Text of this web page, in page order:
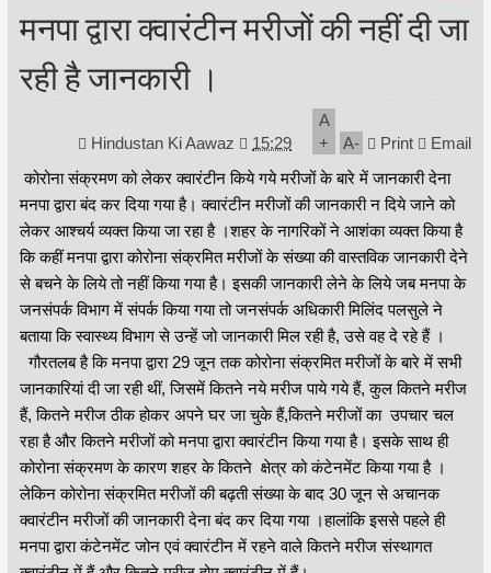
मनपा द्वारा क्वारंटीन मरीजों की नहीं दी जा
रही है जानकारी ।
Hindustan Ki Aawaz 15:29
A
+
A- Print
Email
कोरोना संक्रमण को लेकर क्वारंटीन किये गये मरीजों के बारे में जानकारी देना
मनपा द्वारा बंद कर दिया गया है। क्वारंटीन मरीजों की जानकारी न दिये जाने को
लेकर आश्चर्य व्यक्त किया जा रहा है ।शहर के नागरिकों ने आशंका व्यक्त किया है
कि कहीं मनपा द्वारा कोरोना संक्रमित मरीजों के संख्या की वास्तविक जानकारी देने
से बचने के लिये तो नहीं किया गया है। इसकी जानकारी लेने के लिये जब मनपा के
जनसंपर्क विभाग में संपर्क किया गया तो जनसंपर्क अधिकारी मिलिंद पलसुले ने
बताया कि स्वास्थ्य विभाग से उन्हें जो जानकारी मिल रही है, उसे वह दे रहे हैं ।
गौरतलब है कि मनपा द्वारा 29 जून तक कोरोना संक्रमित मरीजों के बारे में सभी
जानकारियां दी जा रही थीं, जिसमें कितने नये मरीज पाये गये हैं, कुल कितने मरीज
हैं, कितने मरीज ठीक होकर अपने घर जा चुके हैं,कितने मरीजों का उपचार चल
रहा है और कितने मरीजों को मनपा द्वारा क्वारंटीन किया गया है। इसके साथ ही
कोरोना संक्रमण के कारण शहर के कितने क्षेत्र को कंटेनमेंट किया गया है ।
लेकिन कोरोना संक्रमित मरीजों की बढ़ती संख्या के बाद 30 जून से अचानक
क्वारंटीन मरीजों की जानकारी देना बंद कर दिया गया ।हालांकि इससे पहले ही
मनपा द्वारा कंटेनमेंट जोन एवं क्वारंटीन में रहने वाले कितने मरीज संस्थागत